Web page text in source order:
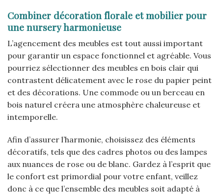
Combiner décoration florale et mobilier pour
une nursery harmonieuse
L’agencement des meubles est tout aussi important
pour garantir un espace fonctionnel et agréable. Vous
pourriez sélectionner des meubles en bois clair qui
contrastent délicatement avec le rose du papier peint
et des décorations. Une commode ou un berceau en
bois naturel créera une atmosphère chaleureuse et
intemporelle.
Afin d’assurer l’harmonie, choisissez des éléments
décoratifs, tels que des cadres photos ou des lampes
aux nuances de rose ou de blanc. Gardez à l’esprit que
le confort est primordial pour votre enfant, veillez
donc à ce que l’ensemble des meubles soit adapté à